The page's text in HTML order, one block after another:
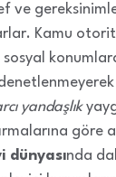
ve
Kamu
yandaşlık
dünyasında